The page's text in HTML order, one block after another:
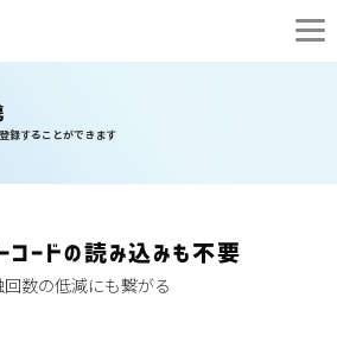
録することができます
回数の低減にも繋がる